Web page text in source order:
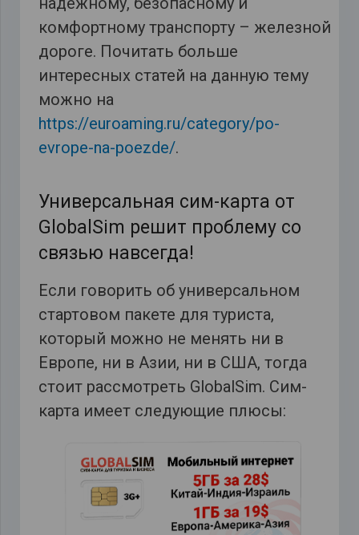
комфортному транспорту – железной
дороге. Почитать больше
интересных статей на данную тему
можно на
https://euroaming.ru/category/po-
evrope-na-poezde/.
Универсальная сим-карта от
GlobalSim решит проблему со
связью навсегда!
Если говорить об универсальном
стартовом пакете для туриста,
который можно не менять ни в
Европе, ни в Азии, ни в США, тогда
стоит рассмотреть GlobalSim. Сим-
карта имеет следующие плюсы: